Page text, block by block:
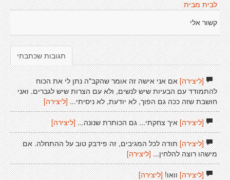
לבית מבית
קשור אלי
תגובות שכתבתי
[ליצירה]אם אני אישה זה אומר שהקב"ה נתן לי את הכוח
להתמודד עם הבעיות שיש לנשים, ולא עם הצרות שיש לגברים. ואני
חושבת שזה ככה גם הפוך, לא יודעת, לא ניסיתי...[ליצירה]
[ליצירה]איך צחקתי... גם הכותרת שנונה... [ליצירה]
[ליצירה]תודה לכל המגיבים, זה פידבק טוב על ההתחלה. אם
מישהו רוצה להלחין...[ליצירה]
[ליצירה]וואו![ליצירה]